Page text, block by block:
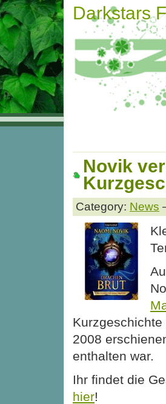
Darkstars
Novik
Category: News
2008
enthalten war.
Ihr findet die
hier!